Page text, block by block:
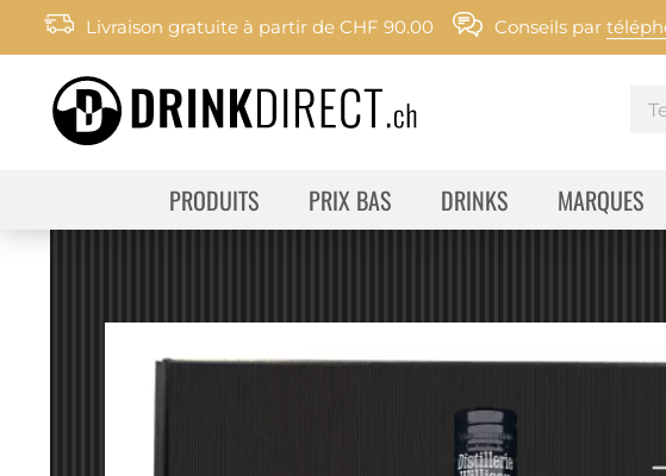
Livraison gratuite à partir de CHF 90.00 Conseils par
PRODUITS PRIX BAS DRINKS MARQUES